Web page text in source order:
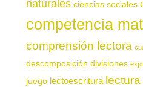
naturales ciencias sociales
competencia
comprensión lectora
descomposición divisiones
juego lectoescritura lectura